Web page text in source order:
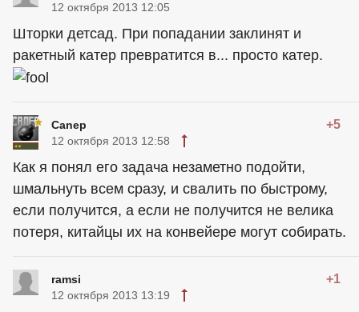
12 октября 2013 12:05
Шторки детсад. При попадании заклинят и
ракетный катер превратится в... просто катер.
Canep +5
12 октября 2013 12:58
Как я понял его задача незаметно подойти,
шмальнуть всем сразу, и свалить по быстрому,
если получится, а если не получится не велика
потеря, китайцы их на конвейере могут собирать.
ramsi +1
12 октября 2013 13:19